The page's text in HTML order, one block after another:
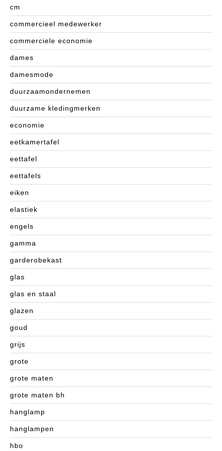
cm
commercieel medewerker
commerciele economie
dames
damesmode
duurzaamondernemen
duurzame kledingmerken
economie
eetkamertafel
eettafel
eettafels
eiken
elastiek
engels
gamma
garderobekast
glas
glas en staal
glazen
goud
grijs
grote
grote maten
grote maten bh
hanglamp
hanglampen
hbo